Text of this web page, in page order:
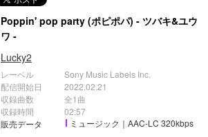
Poppin' pop party (ポピポパ) - ツバキ&ユウ
ワ -
Lucky2
レーベル
配信開始日
収録曲数
収録時間
販売データ
Sony Music Labels Inc.
2022.02.21
全1曲
02:57
ミュージック｜AAC-LC 320kbps